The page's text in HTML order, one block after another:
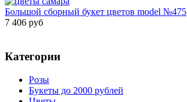
Большой сборный букет цветов model №475
7 406 руб
Категории
Розы
Букеты до 2000 рублей